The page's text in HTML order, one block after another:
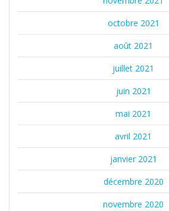
octobre 2021
août 2021
juillet 2021
juin 2021
mai 2021
avril 2021
janvier 2021
décembre 2020
novembre 2020